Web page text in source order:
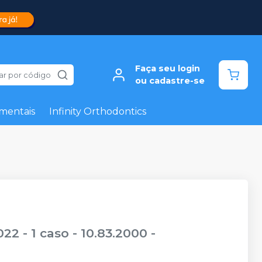
por código
Faça seu login
ou cadastre-se
Infinity Orthodontics
- 1 caso - 10.83.2000 -